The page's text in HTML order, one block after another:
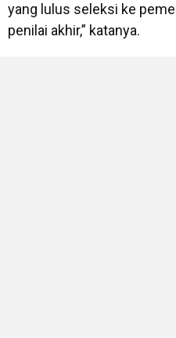
yang lulus seleksi ke
penilai akhir,” katanya.